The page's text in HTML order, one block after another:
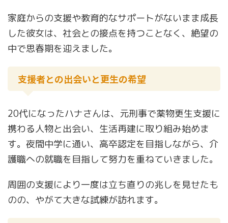
家庭からの支援や教育的なサポートがないまま成長
した彼女は、社会との接点を持つことなく、絶望の
中で思春期を迎えました。
支援者との出会いと更生の希望
20代になったハナさんは、元刑事で薬物更生支援に
携わる人物と出会い、生活再建に取り組み始めま
す。夜間中学に通い、高卒認定を目指しながら、介
護職への就職を目指して努力を重ねていきました。
周囲の支援により一度は立ち直りの兆しを見せたも
のの、やがて大きな試練が訪れます。